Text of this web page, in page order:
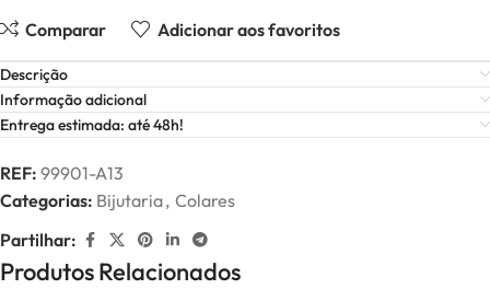
Comparar
Adicionar aos favoritos
Descrição
Informação adicional
Entrega estimada: até 48h!
REF: 99901-A13
Categorias: Bijutaria, Colares
Partilhar:
Produtos Relacionados